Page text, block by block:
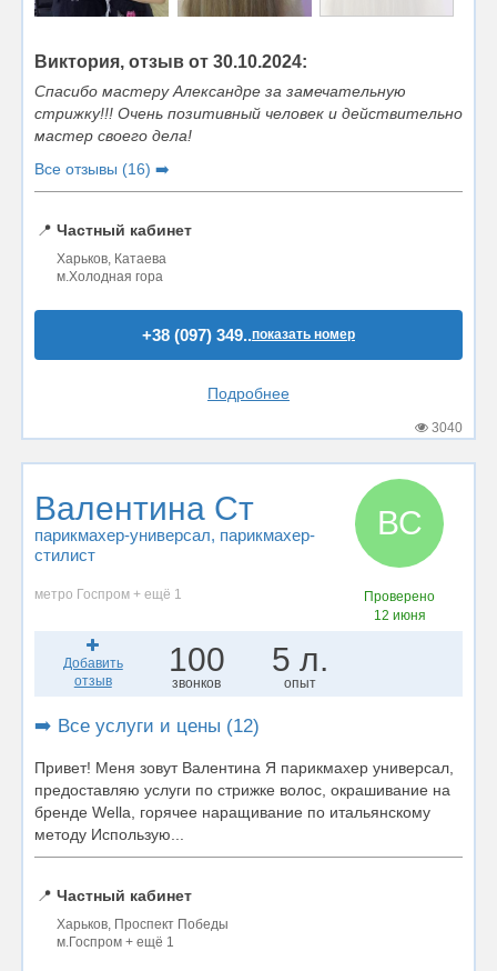
Виктория, отзыв от 30.10.2024:
Спасибо мастеру Александре за замечательную
стрижку!!! Очень позитивный человек и действительно
мастер своего дела!
Все отзывы (16) ➡️
📍 Частный кабинет
Харьков, Катаева
м.Холодная гора
+38 (097) 349..показать номер
Подробнее
3040
Валентина Ст
парикмахер-универсал, парикмахер-
стилист
ВС
метро Госпром + ещё 1
Проверено
12 июня
Добавить
отзыв
100
звонков
5 л.
опыт
➡️ Все услуги и цены (12)
Привет! Меня зовут Валентина Я парикмахер универсал,
предоставляю услуги по стрижке волос, окрашивание на
бренде Wella, горячее наращивание по итальянскому
методу Использую...
📍 Частный кабинет
Харьков, Проспект Победы
м.Госпром + ещё 1